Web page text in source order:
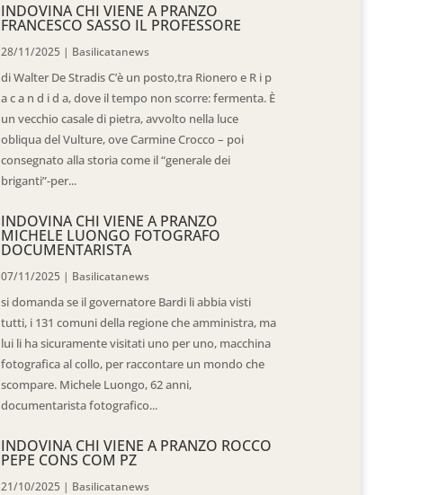
INDOVINA CHI VIENE A PRANZO
FRANCESCO SASSO IL PROFESSORE
28/11/2025 | Basilicatanews
di Walter De Stradis C’è un posto,tra Rionero e R i p
a c a n d i d a, dove il tempo non scorre: fermenta. È
un vecchio casale di pietra, avvolto nella luce
obliqua del Vulture, ove Carmine Crocco – poi
consegnato alla storia come il “generale dei
briganti”-per...
INDOVINA CHI VIENE A PRANZO
MICHELE LUONGO FOTOGRAFO
DOCUMENTARISTA
07/11/2025 | Basilicatanews
si domanda se il governatore Bardi li abbia visti
tutti, i 131 comuni della regione che amministra, ma
lui li ha sicuramente visitati uno per uno, macchina
fotografica al collo, per raccontare un mondo che
scompare. Michele Luongo, 62 anni,
documentarista fotografico...
INDOVINA CHI VIENE A PRANZO ROCCO
PEPE CONS COM PZ
21/10/2025 | Basilicatanews